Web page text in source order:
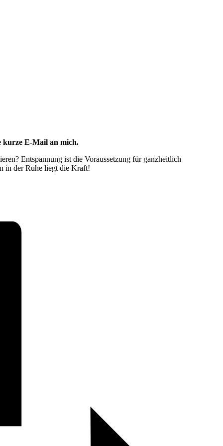
kurze E-Mail an mich.
Entspannung ist die Voraussetzung für ganzheitlich
in der Ruhe liegt die Kraft!